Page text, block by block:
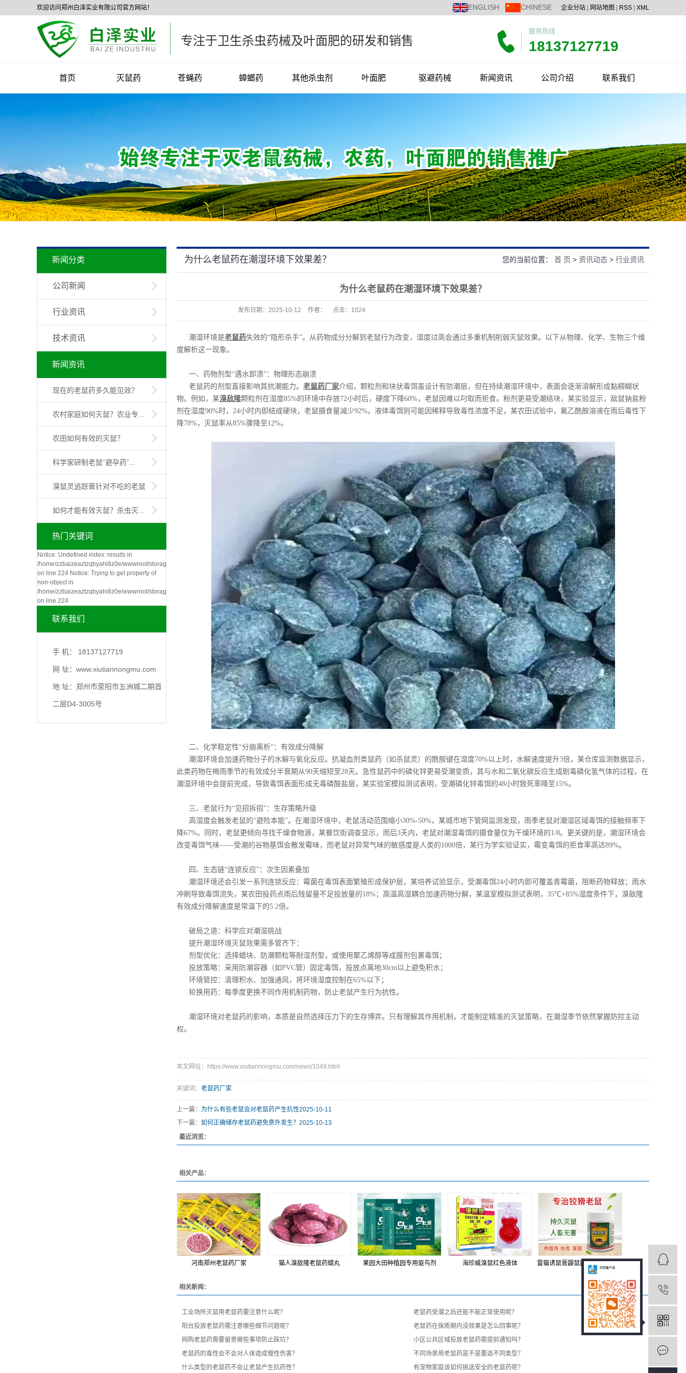
企业分站 网站地图 RSS XML
ENGLISH CHINESE
欢迎访问郑州白泽实业有限公司官方网站！
专注于卫生杀虫药械及叶面肥的研发和销售
服务热线
18137127719
首页 灭鼠药 苍蝇药 蟑螂药 其他杀虫剂 叶面肥 驱避药械 新闻资讯 公司介绍 联系我们
新闻分类
公司新闻
行业资讯
技术资讯
新闻资讯
现在的老鼠药多久能见效？
农村家庭如何灭鼠？农业专...
农田如何有效的灭鼠？
科学家研制老鼠“避孕药”...
溴鼠灵追踪膏针对不吃的老鼠
如何才能有效灭鼠？杀虫灭...
热门关键词
Notice: Undefined index: results in
/home/zzbaizeaztzqbyahi8z0e/wwwroot/storage/_compiled/464a49076e44a1cf48415a7b934631398ed4d878_0.file.template.tpl.php
on line 224 Notice: Trying to get property of
non-object in
/home/zzbaizeaztzqbyahi8z0e/wwwroot/storage/_compiled/464a49076e44a1cf48415a7b934631398ed4d878_0.file.template.tpl.php
on line 224
联系我们
手 机： 18137127719
网 址：www.xiutiannongmu.com
地 址：郑州市荥阳市五洲城二期首
二层D4-3005号
为什么老鼠药在潮湿环境下效果差？ 您的当前位置： 首 页 > 资讯动态 > 行业资讯
为什么老鼠药在潮湿环境下效果差？
发布日期： 2025-10-12 作者： 点击： 1024
潮湿环境是老鼠药失效的“隐形杀手”。从药物成分分解到老鼠行为改变，湿度过高会通过多重机制削弱灭鼠效果。以下从物理、化学、生物三个维
度解析这一现象。
一、药物剂型“遇水即溃”：物理形态崩溃
老鼠药的剂型直接影响其抗潮能力。 老鼠药厂家介绍，颗粒剂和块状毒饵虽设计有防潮层，但在持续潮湿环境中，表面会逐渐溶解形成黏稠糊状
物。例如，某溴敌隆颗粒剂在湿度85%的环境中存放72小时后，硬度下降60%，老鼠因难以叼取而拒食。粉剂更易受潮结块，某实验显示，敌鼠钠盐粉
剂在湿度90%时，24小时内即结成硬块，老鼠摄食量减少92%。液体毒饵则可能因稀释导致毒性浓度不足，某农田试验中，氟乙酰胺溶液在雨后毒性下
降78%，灭鼠率从85%骤降至12%。
二、化学稳定性“分崩离析”：有效成分降解
潮湿环境会加速药物分子的水解与氧化反应。抗凝血剂类鼠药（如杀鼠灵）的酰胺键在湿度70%以上时，水解速度提升3倍，某仓库监测数据显示，
此类药物在梅雨季节的有效成分半衰期从90天缩短至28天。急性鼠药中的磷化锌更易受潮变质，其与水和二氧化碳反应生成剧毒磷化氢气体的过程，在
潮湿环境中会提前完成，导致毒饵表面形成无毒磷酸盐层，某实验室模拟测试表明，受潮磷化锌毒饵的48小时致死率降至15%。
三、老鼠行为“见招拆招”：生存策略升级
高湿度会触发老鼠的“避险本能”。在潮湿环境中，老鼠活动范围缩小30%-50%，某城市地下管网监测发现，雨季老鼠对潮湿区域毒饵的接触频率下
降67%。同时，老鼠更倾向寻找干燥食物源，某餐饮街调查显示，雨后3天内，老鼠对潮湿毒饵的摄食量仅为干燥环境的1/8。更关键的是，潮湿环境会
改变毒饵气味——受潮的谷物基饵会散发霉味，而老鼠对异常气味的敏感度是人类的1000倍，某行为学实验证实，霉变毒饵的拒食率高达89%。
四、生态链“连锁反应”：次生因素叠加
潮湿环境还会引发一系列连锁反应：霉菌在毒饵表面繁殖形成保护层，某培养试验显示，受潮毒饵24小时内即可覆盖青霉菌，阻断药物释放；雨水
冲刷导致毒饵流失，某农田投药点雨后残留量不足投放量的18%；高温高湿耦合加速药物分解，某温室模拟测试表明，35℃+85%湿度条件下，溴敌隆
有效成分降解速度是常温下的5.2倍。
破局之道：科学应对潮湿挑战
提升潮湿环境灭鼠效果需多管齐下：
剂型优化：选择蜡块、防潮颗粒等耐湿剂型，或使用聚乙烯醇等成膜剂包裹毒饵；
投放策略：采用防潮容器（如PVC管）固定毒饵，投放点离地30cm以上避免积水；
环境管控：清理积水、加强通风，将环境湿度控制在65%以下；
轮换用药：每季度更换不同作用机制药物，防止老鼠产生行为抗性。
潮湿环境对老鼠药的影响，本质是自然选择压力下的生存博弈。只有理解其作用机制，才能制定精准的灭鼠策略，在潮湿季节依然掌握防控主动
权。
本文网址：https://www.xiutiannongmu.com/news/1049.html
关键词： 老鼠药厂家
上一篇： 为什么有些老鼠会对老鼠药产生抗性2025-10-11
下一篇： 如何正确储存老鼠药避免意外发生？ 2025-10-13
最近浏览：
相关产品：
河南郑州老鼠药厂家 猫人溴敌隆老鼠药蜡丸 果园大田种植园专用驱鸟剂 海珍威溴鼠红色液体 雷猫诱鼠膏鼹鼠鼢鼠地羊瞎耗子老鼠药
相关新闻：
工业场所灭鼠用老鼠药要注意什么呢？
老鼠药受潮之后还能不能正常使用呢？
阳台投放老鼠药需注意哪些细节问题呢？
老鼠药在保质期内没效果是怎么回事呢？
网购老鼠药需要留意哪些事项防止踩坑？
小区公共区域投放老鼠药需提前通知吗？
老鼠药的毒性会不会对人体造成慢性伤害？
不同场景用老鼠药是不是要选不同类型？
什么类型的老鼠药不会让老鼠产生抗药性？
有宠物家庭该如何挑选安全的老鼠药呢？